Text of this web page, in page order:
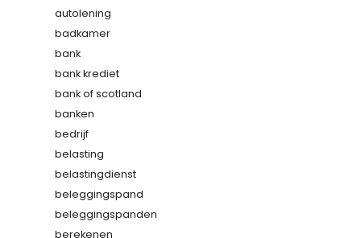
autolening
badkamer
bank
bank krediet
bank of scotland
banken
bedrijf
belasting
belastingdienst
beleggingspand
beleggingspanden
berekenen